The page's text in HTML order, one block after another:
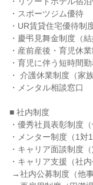
・スポーツジム優待
・UR賃貸住宅優待制
・慶弔見舞金制度（
・産前産後・育児休
・育児に伴う短時間
・ 介護休業制度（家
・メンタル相談窓口
■ 社内制度
・優秀社員表彰制度
・メンター制度（1対
・キャリア面談制度
・キャリア支援（社